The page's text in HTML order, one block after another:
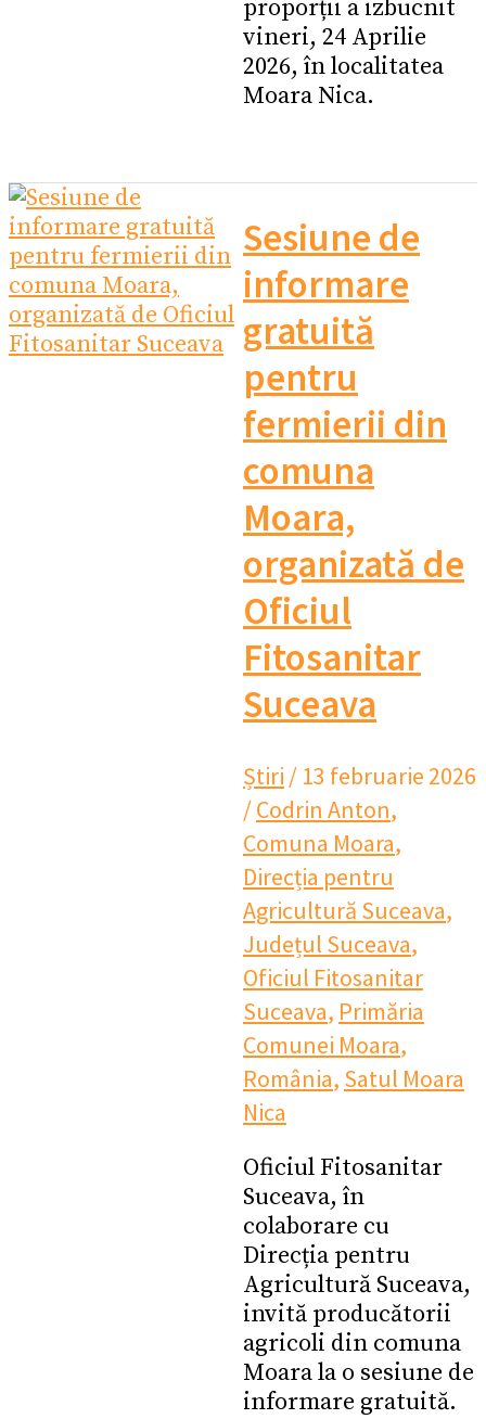
proporții a izbucnit
vineri, 24 Aprilie
2026, în localitatea
Moara Nica.
Sesiune de
informare
gratuită
pentru
fermierii din
comuna
Moara,
organizată de
Oficiul
Fitosanitar
Suceava
Știri / 13 februarie 2026
/Codrin Anton,
Comuna Moara,
Direcția pentru
Agricultură Suceava,
Județul Suceava,
Oficiul Fitosanitar
Suceava, Primăria
Comunei Moara,
România, Satul Moara
Nica
Oficiul Fitosanitar
Suceava, în
colaborare cu
Direcția pentru
Agricultură Suceava,
invită producătorii
agricoli din comuna
Moara la o sesiune de
informare gratuită.